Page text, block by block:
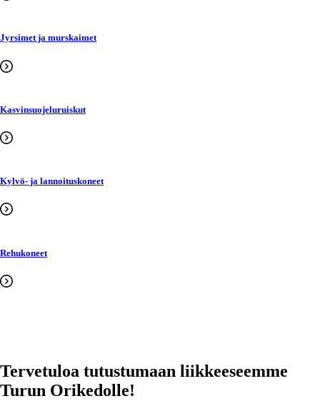
Jyrsimet ja murskaimet
Kasvinsuojeluruiskut
Kylvö- ja lannoituskoneet
Rehukoneet
Tervetuloa tutustumaan liikkeeseemme
Turun Orikedolle!